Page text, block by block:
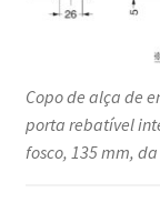
Copo de alça de
porta rebatível
fosco, 135 mm,